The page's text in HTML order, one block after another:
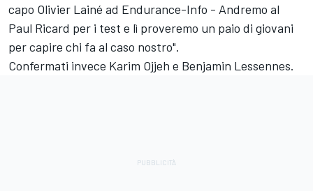
capo Olivier Lainé ad Endurance-Info - Andremo al
Paul Ricard per i test e lì proveremo un paio di giovani
per capire chi fa al caso nostro".
Confermati invece Karim Ojjeh e Benjamin Lessennes.